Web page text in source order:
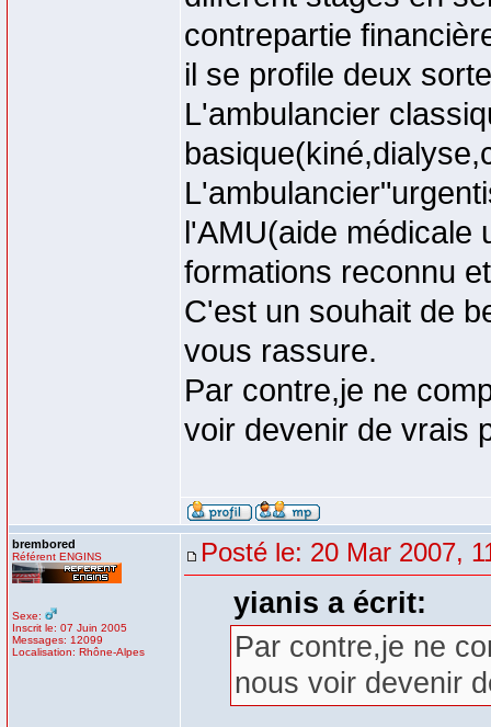
contrepartie
il se profile deux
L'ambulancier
l'AMU(aide médicale
formations reconnu
C'est un souhait de
vous rassure.
Par contre,je ne
voir devenir de vrais
brembored
Référent ENGINS
Sexe:
Inscrit le: 07 Juin 2005
Messages: 12099
Localisation: Rhône-Alpes
Posté le: 20 Mar 2007,
yianis a écrit:
Par contre,je ne
nous voir devenir